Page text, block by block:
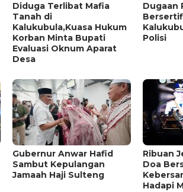
Diduga Terlibat Mafia
Tanah di
Kalukubula,Kuasa Hukum
Korban Minta Bupati
Evaluasi Oknum Aparat
Desa
Dugaan
Polisi
Gubernur Anwar Hafid
Sambut Kepulangan
Jamaah Haji Sulteng
Ribuan
Doa
Hadapi